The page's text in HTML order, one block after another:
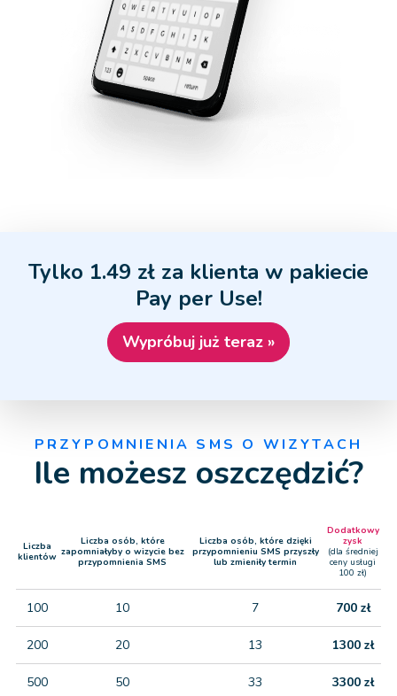
Tylko 1.49 zł za klienta w pakiecie
Pay per Use!
Wypróbuj już teraz »
PRZYPOMNIENIA SMS O WIZYTACH
Ile możesz oszczędzić?
Liczba
klientów
Liczba osób, które
zapomniałyby o wizycie bez
przypomnienia SMS
Liczba osób, które dzięki
przypomnieniu SMS przyszły
lub zmieniły termin
Dodatkowy
zysk
(dla średniej
ceny usługi
100 zł)
100 10 7 700 zł
200 20 13 1300 zł
500 50 33 3300 zł